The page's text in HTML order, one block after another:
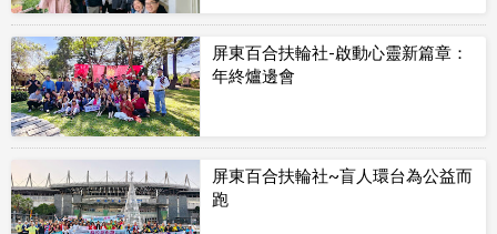
屏東百合扶輪社-啟動心靈新篇章：
年終爐邊會
屏東百合扶輪社~盲人環台為公益而
跑